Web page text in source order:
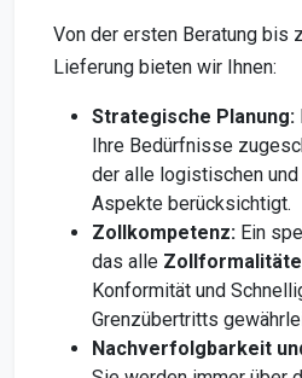
Von der ersten Beratung bis
Lieferung bieten wir Ihnen:
Strategische Planung:
Ihre Bedürfnisse
der alle logistischen
Aspekte berücksichtigt.
Zollkompetenz: Ein
das alle
Konformität und
Grenzübertritts
Nachverfolgbarkeit